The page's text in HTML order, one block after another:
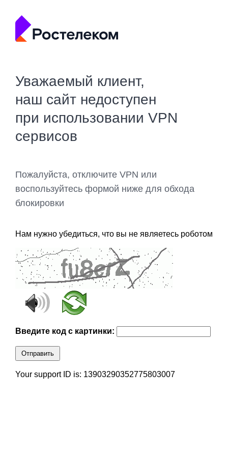
Уважаемый клиент,
наш сайт недоступен
при использовании VPN
сервисов
Пожалуйста, отключите VPN или
воспользуйтесь формой ниже для обхода
блокировки
Нам нужно убедиться, что вы не являетесь роботом
Введите код с картинки:
Отправить
Your support ID is: 13903290352775803007